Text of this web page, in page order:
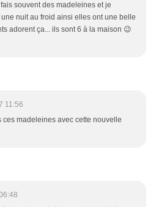
souvent des madeleines et je
nuit au froid ainsi elles ont une belle
adorent ça... ils sont 6 à la maison 😉
11:56
ces madeleines avec cette nouvelle